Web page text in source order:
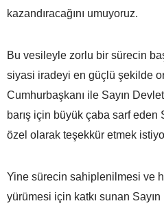
kazandıracağını umuyoruz.
Bu vesileyle zorlu bir sürecin
siyasi iradeyi en güçlü şekilde
Cumhurbaşkanı ile Sayın
barış için büyük çaba sarf eden
özel olarak teşekkür etmek
Yine sürecin sahiplenilmesi ve
yürümesi için katkı sunan